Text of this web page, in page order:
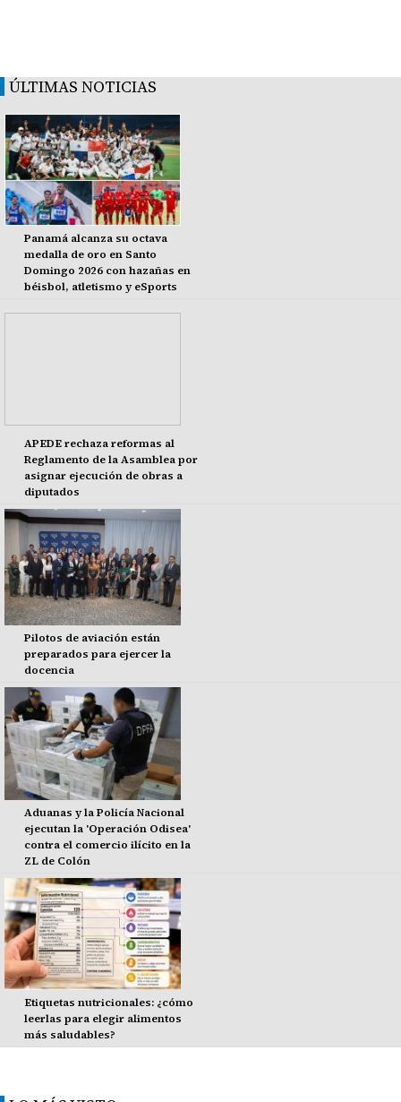
ÚLTIMAS NOTICIAS
Panamá alcanza su octava
medalla de oro en Santo
Domingo 2026 con hazañas en
béisbol, atletismo y eSports
APEDE rechaza reformas al
Reglamento de la Asamblea por
asignar ejecución de obras a
diputados
Pilotos de aviación están
preparados para ejercer la
docencia
Aduanas y la Policía Nacional
ejecutan la 'Operación Odisea'
contra el comercio ilícito en la
ZL de Colón
Etiquetas nutricionales: ¿cómo
leerlas para elegir alimentos
más saludables?